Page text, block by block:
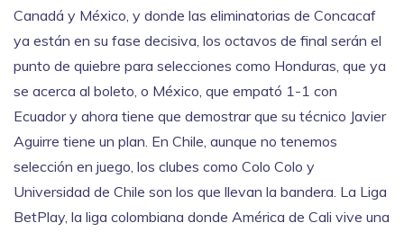
Canadá y México, y donde las eliminatorias de Concacaf
ya están en su fase decisiva, los octavos de final serán el
punto de quiebre para selecciones como Honduras, que ya
se acerca al boleto, o México, que empató 1-1 con
Ecuador y ahora tiene que demostrar que su técnico Javier
Aguirre tiene un plan. En Chile, aunque no tenemos
selección en juego, los clubes como Colo Colo y
Universidad de Chile son los que llevan la bandera. La Liga
BetPlay, la liga colombiana donde América de Cali vive una